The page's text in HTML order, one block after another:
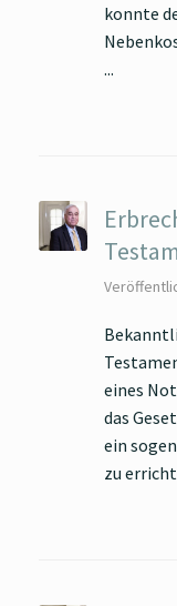
konnte
eines
das
ein
zu